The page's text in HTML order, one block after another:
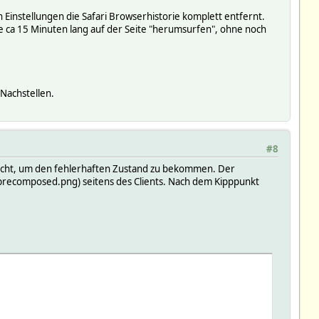
Einstellungen die Safari Browserhistorie komplett entfernt.
15 Minuten lang auf der Seite "herumsurfen", ohne noch
#8
um den fehlerhaften Zustand zu bekommen. Der
seitens des Clients. Nach dem Kipppunkt